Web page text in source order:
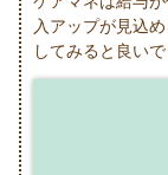
入アップが見込
してみると良いで